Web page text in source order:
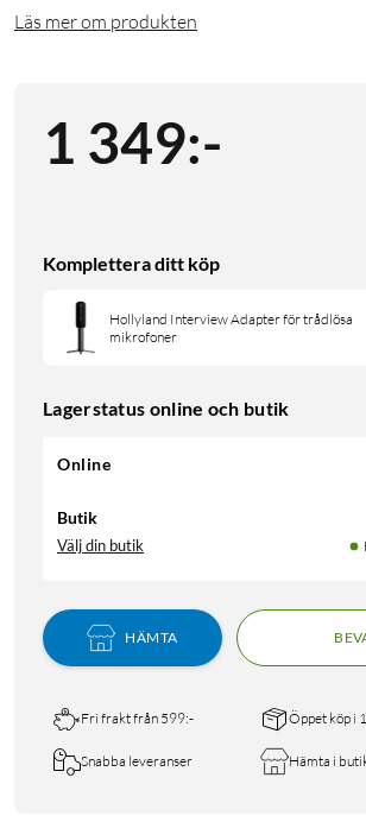
Läs mer om produkten
1 349:-
Komplettera ditt köp
Hollyland Interview Adapter för trådlösa
mikrofoner
Lagerstatus online och butik
Online
Butik
Välj din butik
HÄMTA
Fri frakt från 599:- Öppet köp i
Snabba leveranser Hämta i